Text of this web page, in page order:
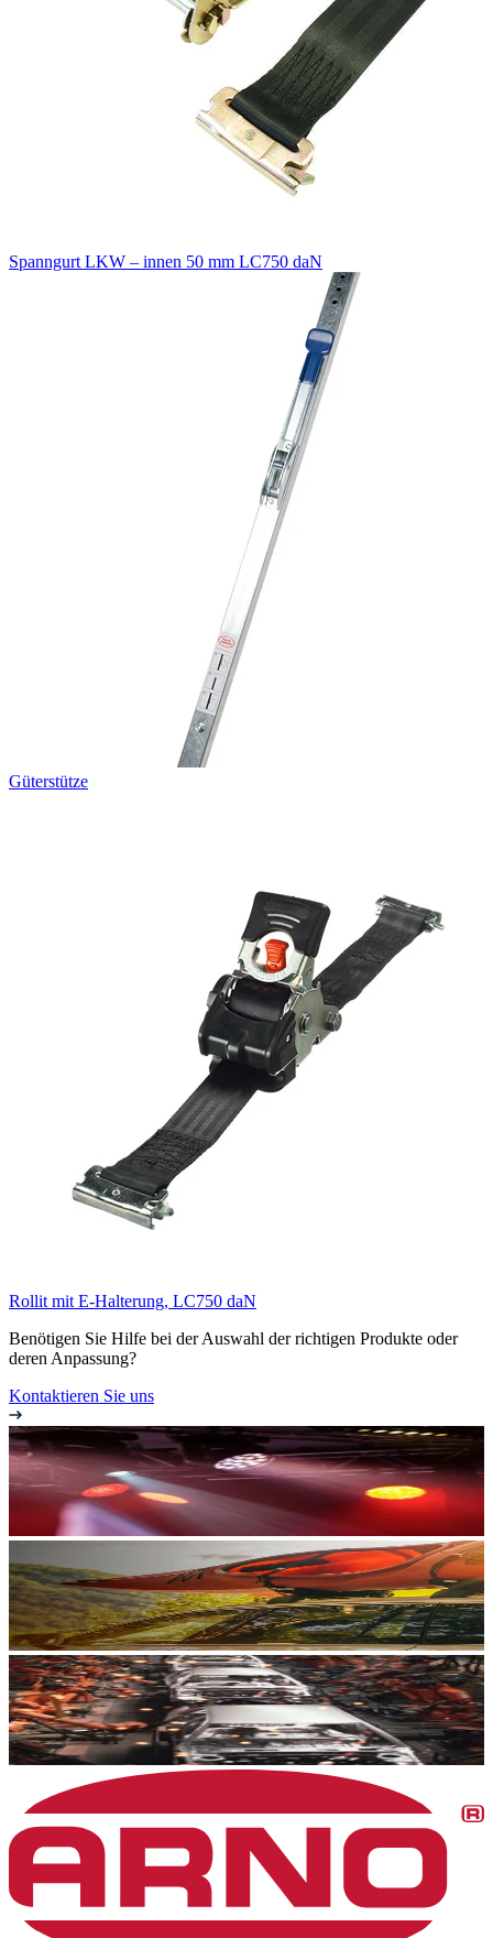
Spanngurt LKW – innen 50 mm LC750 daN
Güterstütze
Rollit mit E-Halterung, LC750 daN
Benötigen Sie Hilfe bei der Auswahl der richtigen Produkte oder
deren Anpassung?
Kontaktieren Sie uns